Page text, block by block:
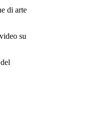
di arte
su